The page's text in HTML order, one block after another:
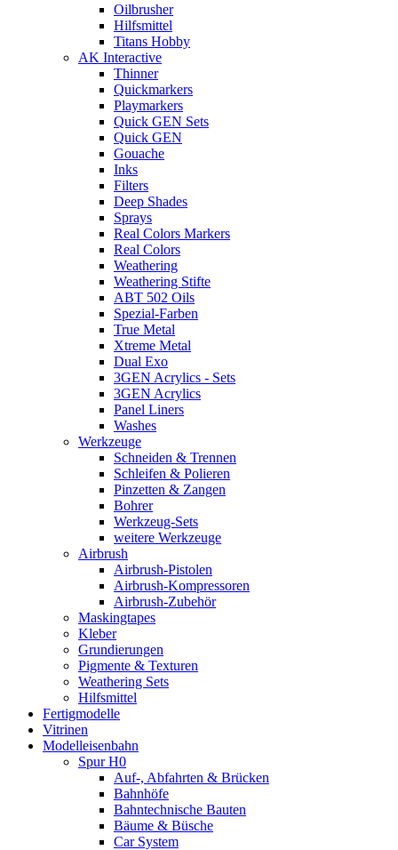
Oilbrusher
Hilfsmittel
Titans Hobby
AK Interactive
Thinner
Quickmarkers
Playmarkers
Quick GEN Sets
Quick GEN
Gouache
Inks
Filters
Deep Shades
Sprays
Real Colors Markers
Real Colors
Weathering
Weathering Stifte
ABT 502 Oils
Spezial-Farben
True Metal
Xtreme Metal
Dual Exo
3GEN Acrylics - Sets
3GEN Acrylics
Panel Liners
Washes
Werkzeuge
Schneiden & Trennen
Schleifen & Polieren
Pinzetten & Zangen
Bohrer
Werkzeug-Sets
weitere Werkzeuge
Airbrush
Airbrush-Pistolen
Airbrush-Kompressoren
Airbrush-Zubehör
Maskingtapes
Kleber
Grundierungen
Pigmente & Texturen
Weathering Sets
Hilfsmittel
Fertigmodelle
Vitrinen
Modelleisenbahn
Spur H0
Auf-, Abfahrten & Brücken
Bahnhöfe
Bahntechnische Bauten
Bäume & Büsche
Car System